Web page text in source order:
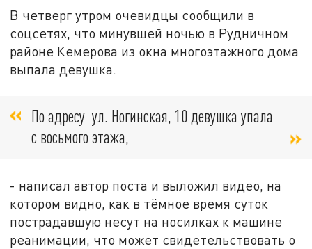
В четверг утром очевидцы сообщили в
соцсетях, что минувшей ночью в Рудничном
районе Кемерова из окна многоэтажного дома
выпала девушка.
По адресу ул. Ногинская, 10 девушка упала
с восьмого этажа,
- написал автор поста и выложил видео, на
котором видно, как в тёмное время суток
пострадавшую несут на носилках к машине
реанимации, что может свидетельствовать о